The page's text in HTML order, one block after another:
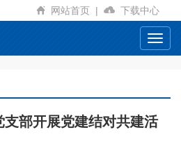
网站首页 | 下载中心
部开展党建结对共建活